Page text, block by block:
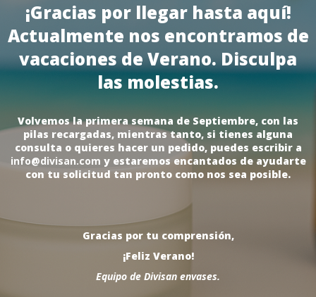
¡Gracias por llegar hasta aquí!
Actualmente nos encontramos de
vacaciones de Verano. Disculpa
las molestias.
Volvemos la primera semana de Septiembre, con las
pilas recargadas, mientras tanto, si tienes alguna
consulta o quieres hacer un pedido, puedes escribir a
info@divisan.com y estaremos encantados de ayudarte
con tu solicitud tan pronto como nos sea posible.
Gracias por tu comprensión,
¡Feliz Verano!
Equipo de Divisan envases.